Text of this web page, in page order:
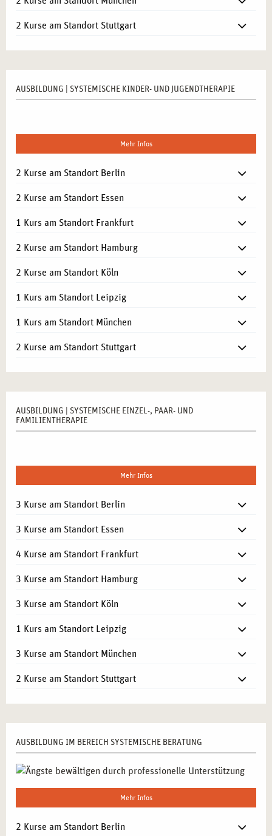
2 Kurse am Standort Stuttgart
AUSBILDUNG | SYSTEMISCHE KINDER- UND JUGENDTHERAPIE
Mehr Infos
2 Kurse am Standort Berlin
2 Kurse am Standort Essen
1 Kurs am Standort Frankfurt
2 Kurse am Standort Hamburg
2 Kurse am Standort Köln
1 Kurs am Standort Leipzig
1 Kurs am Standort München
2 Kurse am Standort Stuttgart
AUSBILDUNG | SYSTEMISCHE EINZEL-, PAAR- UND
FAMILIENTHERAPIE
Mehr Infos
3 Kurse am Standort Berlin
3 Kurse am Standort Essen
4 Kurse am Standort Frankfurt
3 Kurse am Standort Hamburg
3 Kurse am Standort Köln
1 Kurs am Standort Leipzig
3 Kurse am Standort München
2 Kurse am Standort Stuttgart
AUSBILDUNG IM BEREICH SYSTEMISCHE BERATUNG
Mehr Infos
2 Kurse am Standort Berlin